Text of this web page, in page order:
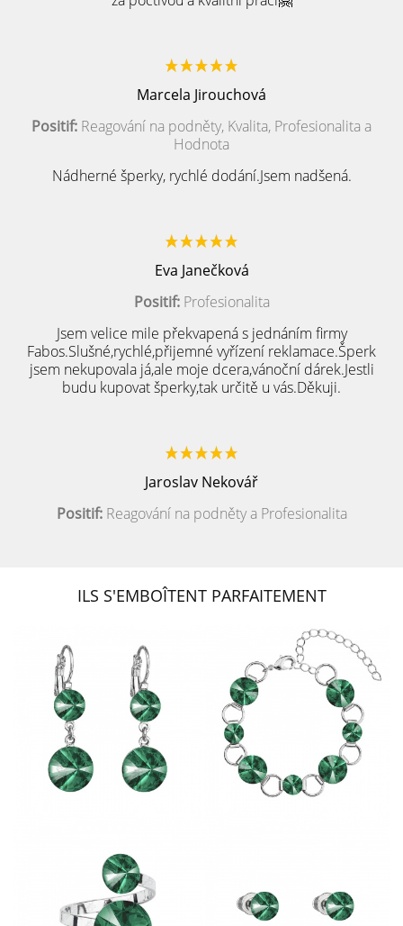
Marcela Jirouchová
Positif: Reagování na podněty, Kvalita, Profesionalita a
Hodnota
Nádherné šperky, rychlé dodání.Jsem nadšená.
Eva Janečková
Positif:Profesionalita
Jsem velice mile překvapená s jednáním firmy
Fabos.Slušné,rychlé,přijemné vyřízení reklamace.Šperk
jsem nekupovala já,ale moje dcera,vánoční dárek.Jestli
budu kupovat šperky,tak určitě u vás.Děkuji.
Jaroslav Nekovář
Positif:Reagování na podněty a Profesionalita
ILS S'EMBOÎTENT PARFAITEMENT